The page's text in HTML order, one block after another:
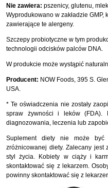
Nie zawiera: pszenicy, glutenu,
Wyprodukowano w zakładzie GMP,
zawierające te alergeny.
Szczepy probiotyczne w tym
technologii odcisków palców DNA.
W produkcie może wystąpić
Producent: NOW Foods, 395 S.
USA.
* Te oświadczenia nie zostały
spraw żywności i leków (FDA).
diagnozowania, leczenia lub
Suplement diety nie może być
zróżnicowanej diety. Zalecany jest
styl życia. Kobiety w ciąży i
skontaktować się z lekarzem.
powinny skontaktować się z